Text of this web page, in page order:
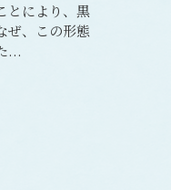
とにより、黒
ぜ、この形態
...